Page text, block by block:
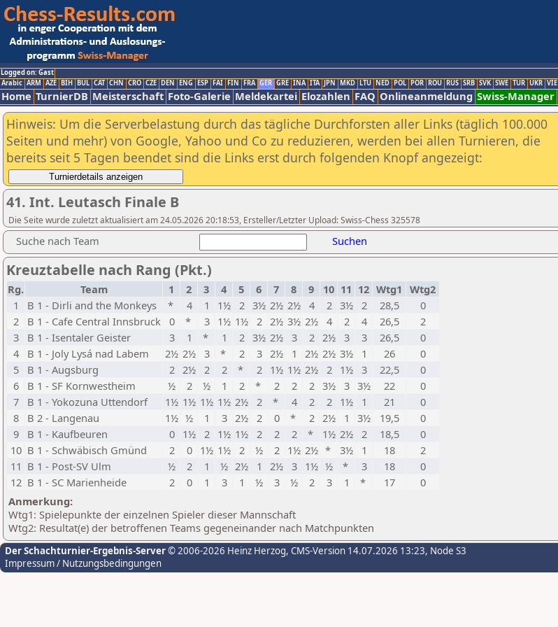
Logged on: Gast
Arabic ARM AZE BIH BUL CAT CHN CRO CZE DEN ENG ESP FAI FIN FRA GER GRE INA ITA JPN MKD LTU NED POL POR ROU RUS SRB SVK SWE TUR UKR VIE
Home TurnierDB Meisterschaft Foto-Galerie Meldekartei Elozahlen FAQ Onlineanmeldung Swiss-Manager
Hinweis: Um die Serverbelastung durch das tägliche Durchforsten aller Links (täglich 100.000
Seiten und mehr) von Google, Yahoo und Co zu reduzieren, werden bei allen Turnieren, die
bereits seit 5 Tagen beendet sind die Links erst durch folgenden Knopf angezeigt:
41. Int. Leutasch Finale B
Die Seite wurde zuletzt aktualisiert am 24.05.2026 20:18:53, Ersteller/Letzter Upload: Swiss-Chess 325578
Suche nach Team Suchen
Kreuztabelle nach Rang (Pkt.)
Rg. Team 1 2 3 4 5 6 7 8 9 10 11 12 Wtg1
Wtg2
1
B 1 - Dirli and the Monkeys * 4 1 1½ 2 3½ 2½ 2½ 4 2 3½ 2 28,5
0
2
B 1 - Cafe Central Innsbruck 0 * 3 1½ 1½ 2 2½ 3½ 2½ 4 2 4 26,5
2
3
B 1 - Isentaler Geister 3 1 * 1 2 3½ 2½ 3 2 2½ 3 3 26,5
0
4
B 1 - Joly Lysá nad Labem 2½ 2½ 3 * 2 3 2½ 1 2½ 2½ 3½ 1 26
0
5
B 1 - Augsburg 2 2½ 2 2 * 2 1½ 1½ 2½ 2 1½ 3 22,5
0
6
B 1 - SF Kornwestheim ½ 2 ½ 1 2 * 2 2 2 3½ 3 3½ 22
0
7
B 1 - Yokozuna Uttendorf 1½ 1½ 1½ 1½ 2½ 2 * 4 2 2 1½ 1 21
0
8
B 2 - Langenau 1½ ½ 1 3 2½ 2 0 * 2 2½ 1 3½ 19,5
0
9
B 1 - Kaufbeuren 0 1½ 2 1½ 1½ 2 2 2 * 1½ 2½ 2 18,5
0
10 B 1 - Schwäbisch Gmünd 2 0 1½ 1½ 2 ½ 2 1½ 2½ * 3½ 1 18
2
11 B 1 - Post-SV Ulm ½ 2 1 ½ 2½ 1 2½ 3 1½ ½ * 3 18
0
12 B 1 - SC Marienheide 2 0 1 3 1 ½ 3 ½ 2 3 1 * 17
0
Anmerkung:
Wtg1: Spielepunkte der einzelnen Spieler dieser Mannschaft
Wtg2: Resultat(e) der betroffenen Teams gegeneinander nach Matchpunkten
Der Schachturnier-Ergebnis-Server© 2006-2026 Heinz Herzog, CMS-Version 14.07.2026 13:23, Node S3
Impressum / Nutzungsbedingungen